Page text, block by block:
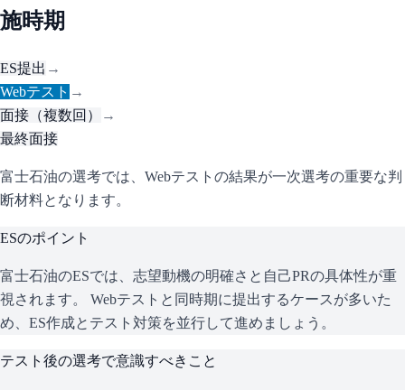
施時期
ES提出 →
Webテスト →
面接（複数回）
→
最終面接
富士石油の選考では、Webテストの結果が一次選考の重要な判
断材料となります。
ESのポイント
富士石油のESでは、志望動機の明確さと自己PRの具体性が重
視されます。 Webテストと同時期に提出するケースが多いた
め、ES作成とテスト対策を並行して進めましょう。
テスト後の選考で意識すべきこと